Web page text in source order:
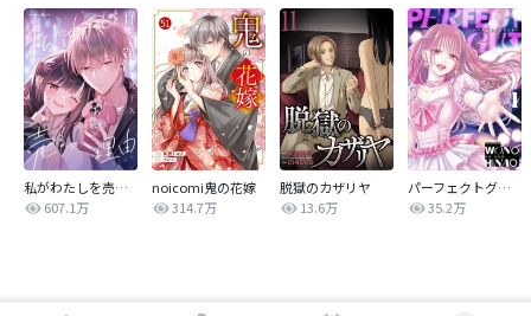
私がわたしを売る理由
607.1万
noicomi鬼の花嫁
314.7万
脱獄のカザリヤ
13.6万
パーフェクトグリッター
35.2万